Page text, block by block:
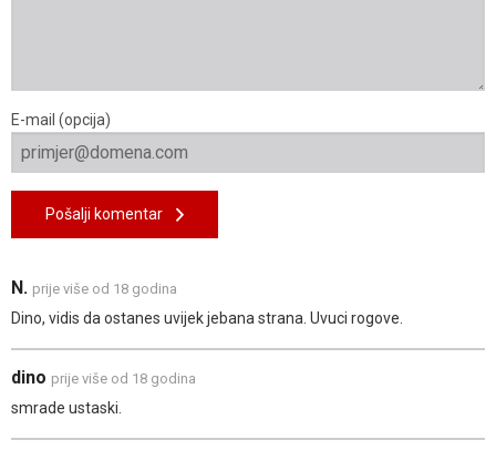
E-mail (opcija)
Pošalji komentar
N. prije više od 18 godina
Dino, vidis da ostanes uvijek jebana strana. Uvuci rogove.
dino prije više od 18 godina
smrade ustaski.